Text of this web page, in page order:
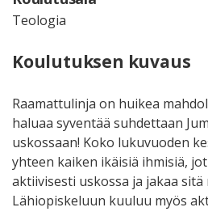
Teologia
Koulutuksen kuvaus
Raamattulinja on huikea
haluaa syventää suhdettaan
uskossaan! Koko lukuvuoden
yhteen kaiken ikäisiä ihmisiä,
aktiivisesti uskossa ja jakaa sitä
Lähiopiskeluun kuuluu myös